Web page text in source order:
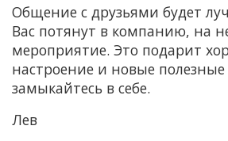
Общение с друзьями будет
Вас потянут в компанию, на
мероприятие. Это подарит
настроение и новые
замыкайтесь в себе.
Лев